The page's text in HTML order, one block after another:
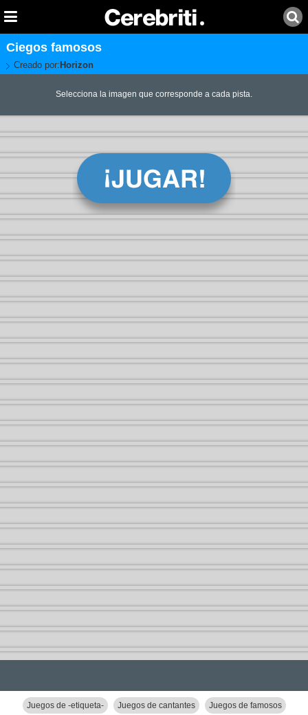
Ciegos famosos
Creado por: Horizon
Selecciona la imagen que corresponde a cada pista.
Juegos de -etiqueta- Juegos de cantantes Juegos de famosos